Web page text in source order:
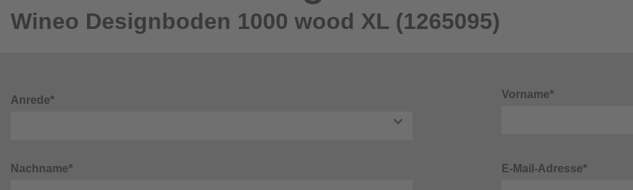
Wineo Designboden 1000 wood XL (1265095)
Anrede* Vorname*
Nachname* E-Mail-Adresse*